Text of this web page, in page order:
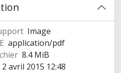
Image
application/pdf
8.4 MiB
2 avril 2015 12:48